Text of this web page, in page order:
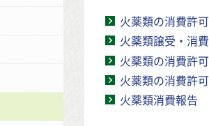
火薬類の消費許
火薬類譲受・消
火薬類の消費許
火薬類の消費許
火薬類消費報告